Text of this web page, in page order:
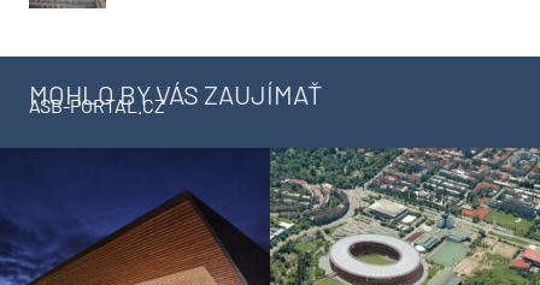
MOHLO BY VÁS ZAUJÍMAŤ
ASB-PORTAL.CZ